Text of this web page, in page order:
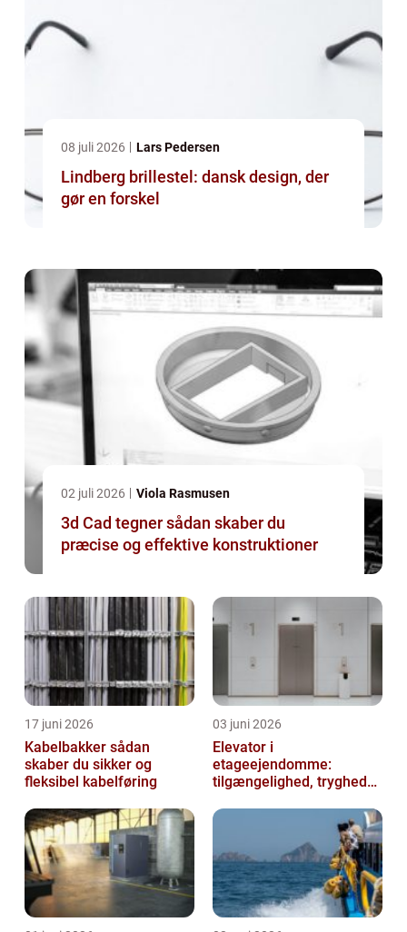
08 juli 2026 Lars Pedersen
Lindberg brillestel: dansk design, der
gør en forskel
02 juli 2026 Viola Rasmusen
3d Cad tegner sådan skaber du
præcise og effektive konstruktioner
17 juni 2026
Kabelbakker sådan
skaber du sikker og
fleksibel kabelføring
03 juni 2026
Elevator i
etageejendomme:
tilgængelighed, tryghed